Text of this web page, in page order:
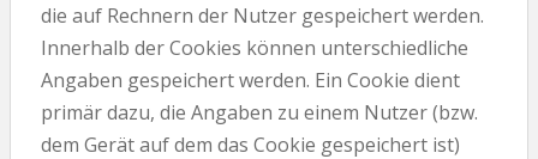
die auf Rechnern der Nutzer gespeichert werden.
Innerhalb der Cookies können unterschiedliche
Angaben gespeichert werden. Ein Cookie dient
primär dazu, die Angaben zu einem Nutzer (bzw.
dem Gerät auf dem das Cookie gespeichert ist)